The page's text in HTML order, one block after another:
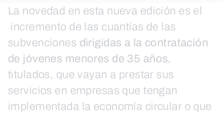
La novedad en esta nueva edición es el
incremento de las cuantías de las
subvenciones dirigidas a la contratación
de jóvenes menores de 35 años,
titulados, que vayan a prestar sus
servicios en empresas que tengan
implementada la economía circular o que